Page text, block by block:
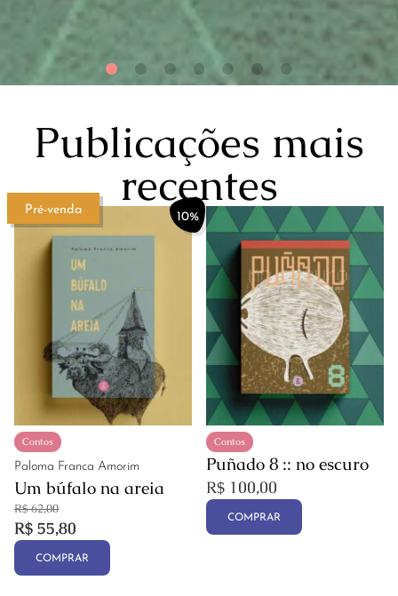
Publicações mais
recentes
10%
Pré-venda
Contos
Paloma Franca Amorim
Um búfalo na areia
R$62,00
R$ 55,80
COMPRAR
Contos
Puñado 8 :: no escuro
R$ 100,00
COMPRAR